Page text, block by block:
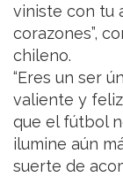
viniste con tu
corazones”,
chileno.
“Eres un ser
valiente y
que el fútbol
ilumine aún
suerte de